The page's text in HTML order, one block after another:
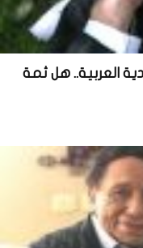
العربية.. هل ثمة